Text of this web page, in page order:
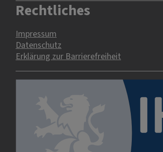
Rechtliches
Impressum
Datenschutz
Erklärung zur Barrierefreiheit